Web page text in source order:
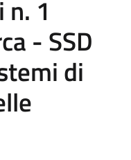
1
- SSD
di